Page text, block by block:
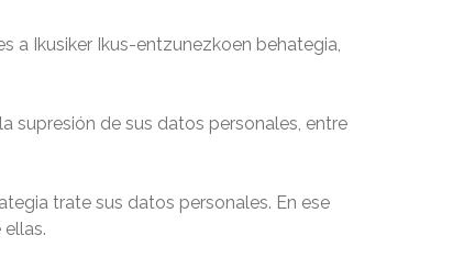
a Ikusiker Ikus-entzunezkoen behategia,
supresión de sus datos personales, entre
trate sus datos personales. En ese